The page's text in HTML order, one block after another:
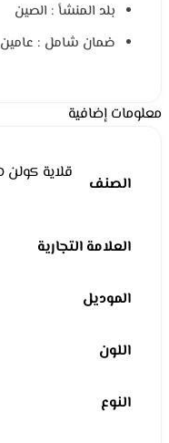
بلد المنشأ : الصين
ضمان شامل : عامين
معلومات إضافية
الصنف
العلامة التجارية
الموديل
اللون
النوع